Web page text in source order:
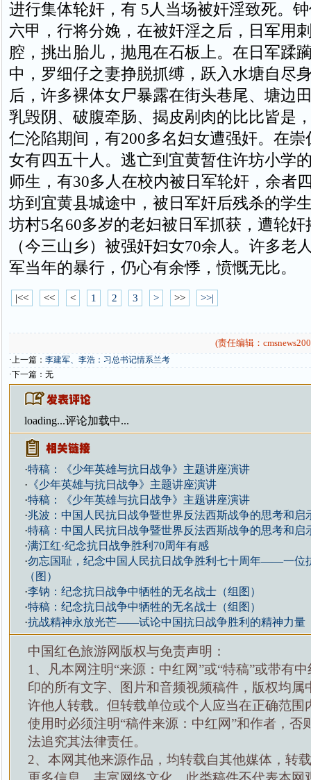
进行集体轮奸，有 5人当场被奸淫致死。
六甲，行将分娩，在被奸淫之后，日军用
腔，挑出胎儿，抛甩在石板上。在日军蹂
中，罗细仔之妻挣脱抓缚，跃入水塘自尽
后，许多裸体女尸暴露在街头巷尾、塘边
乳毁阴、破腹牵肠、揭皮剐肉的比比皆是
仁沦陷期间，有200多名妇女遭强奸。在
女有四五十人。逃亡到宜黄暂住许坊小学
师生，有30多人在校内被日军轮奸，余者
坊到宜黄县城途中，被日军奸后残杀的学
坊村5名60多岁的老妇被日军抓获，遭轮奸
（今三山乡）被强奸妇女70余人。许多老
军当年的暴行，仍心有余悸，愤慨无比。
|<< << < 1 2 3 > >> >>|
(责任编辑：
·上一篇： 李建军、李浩：习总书记情系兰考
·下一篇：无
loading...评论加载中...
·特稿：《少年英雄与抗日战争》主题讲座演讲
· 《少年英雄与抗日战争》主题讲座演讲
·特稿：《少年英雄与抗日战争》主题讲座演讲
·兆波：中国人民抗日战争暨世界反法西斯战争的思考和启
·特稿：中国人民抗日战争暨世界反法西斯战争的思考和启
·满江红·纪念抗日战争胜利70周年有感
·勿忘国耻，纪念中国人民抗日战争胜利七十周年——一位
（图）
·李钠：纪念抗日战争中牺牲的无名战士（组图）
·特稿：纪念抗日战争中牺牲的无名战士（组图）
·抗战精神永放光芒——试论中国抗日战争胜利的精神力量
中国红色旅游网版权与免责声明：
1、凡本网注明“来源：中红网”或“特稿”或带有
印的所有文字、图片和音频视频稿件，版权均属
许他人转载。但转载单位或个人应当在正确范围
使用时必须注明“稿件来源：中红网”和作者，否
法追究其法律责任。
2、本网其他来源作品，均转载自其他媒体，转